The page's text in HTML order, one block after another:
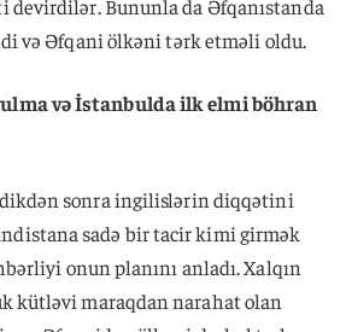
devirdilər. Bununla da Əfqanıstanda
və Əfqani ölkəni tərk etməli oldu.
və İstanbulda ilk elmi böhran
sonra ingilislərin diqqətini
sadə bir tacir kimi girmək
onun planını anladı. Xalqın
kütləvi maraqdan narahat olan